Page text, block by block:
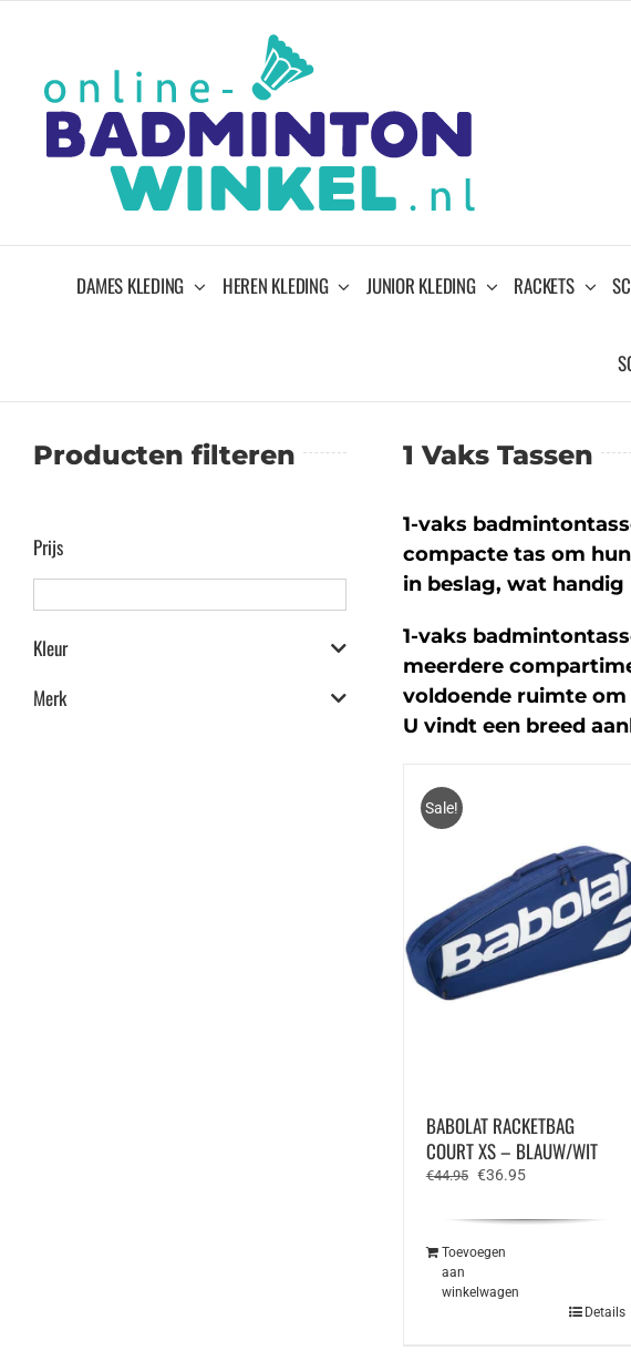
DAMES KLEDING HEREN KLEDING JUNIOR KLEDING RACKETS
Producten filteren
Prijs
Kleur
Merk
1 Vaks Tassen
1-vaks
compacte tas om
in beslag, wat
1-vaks
meerdere
voldoende ruimte
U vindt een breed
Sale!
BABOLAT RACKETBAG
COURT XS – BLAUW/WIT
€44.95 Oorspronkelijke
was:
€36.95Huidige
is:
Toevoegen
aan
winkelwagen
Details